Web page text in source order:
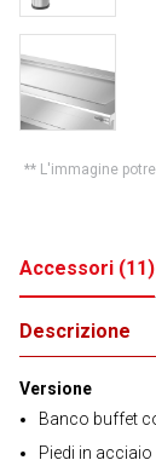
** L'immagine
Accessori (11)
Descrizione
Versione
Banco buffet
Piedi in